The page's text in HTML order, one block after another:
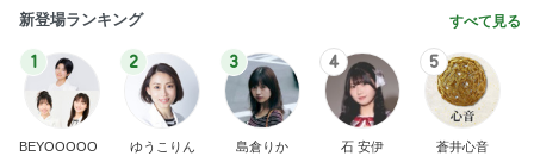
新登場ランキング すべて見る
1
BEYOOOOO
2
ゆうこりん
3
島倉りか
4
石 安伊
5
蒼井心音